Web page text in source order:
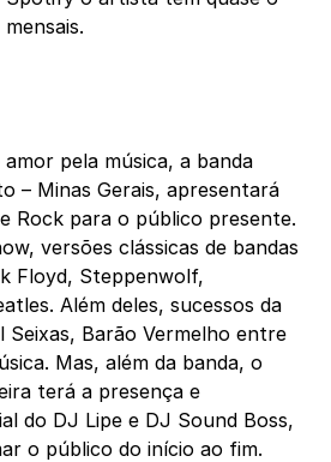
pela música, a banda
– Minas Gerais, apresentará
Rock para o público presente.
versões clássicas de bandas
Floyd, Steppenwolf,
Além deles, sucessos da
Seixas, Barão Vermelho entre
Mas, além da banda, o
terá a presença e
do DJ Lipe e DJ Sound Boss,
o público do início ao fim.